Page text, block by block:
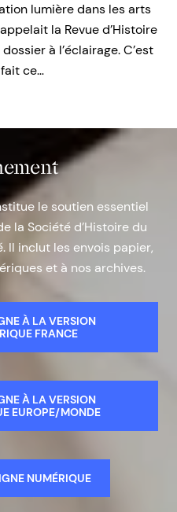
lumière dans les arts
la Revue d’Histoire
à l’éclairage. C’est
ce…
le soutien essentiel
la Société d’Histoire du
Il inclut les envois papier,
et à nos archives.
À LA VERSION
FRANCE
À LA VERSION
EUROPE/MONDE
NUMÉRIQUE